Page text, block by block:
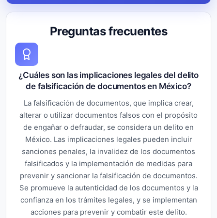
Preguntas frecuentes
¿Cuáles son las implicaciones legales del delito
de falsificación de documentos en México?
La falsificación de documentos, que implica crear,
alterar o utilizar documentos falsos con el propósito
de engañar o defraudar, se considera un delito en
México. Las implicaciones legales pueden incluir
sanciones penales, la invalidez de los documentos
falsificados y la implementación de medidas para
prevenir y sancionar la falsificación de documentos.
Se promueve la autenticidad de los documentos y la
confianza en los trámites legales, y se implementan
acciones para prevenir y combatir este delito.